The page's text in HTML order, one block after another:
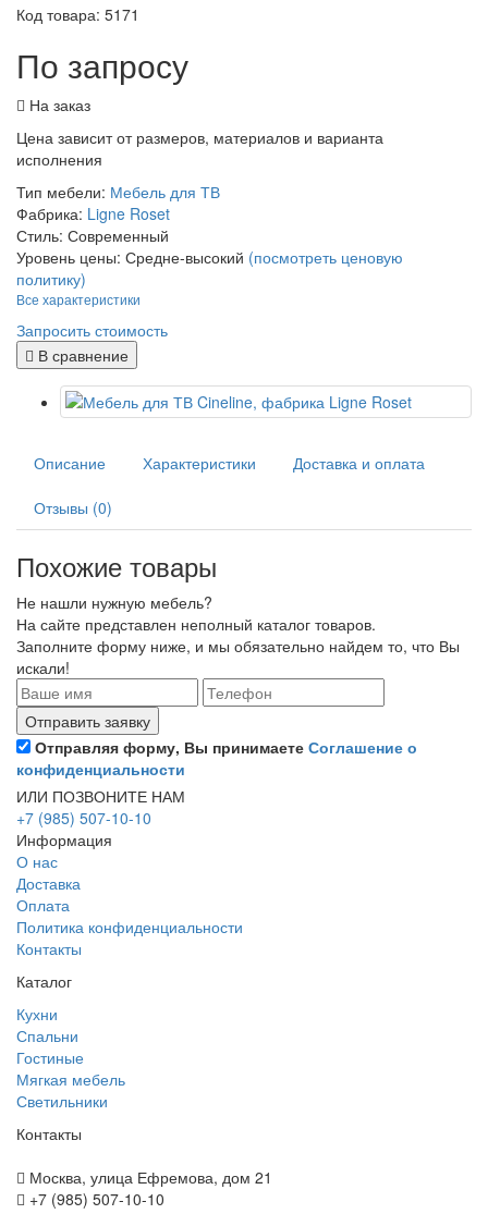
Код товара: 5171
По запросу
На заказ
Цена зависит от размеров, материалов и варианта
исполнения
Тип мебели: Мебель для ТВ
Фабрика: Ligne Roset
Стиль: Современный
Уровень цены: Средне-высокий (посмотреть ценовую
политику)
Все характеристики
Запросить стоимость
В сравнение
Описание Характеристики Доставка и оплата
Отзывы (0)
Похожие товары
Не нашли нужную мебель?
На сайте представлен неполный каталог товаров.
Заполните форму ниже, и мы обязательно найдем то, что Вы
искали!
Отправляя форму, Вы принимаете Соглашение о
конфиденциальности
ИЛИ ПОЗВОНИТЕ НАМ
+7 (985) 507-10-10
Информация
О нас
Доставка
Оплата
Политика конфиденциальности
Контакты
Каталог
Кухни
Спальни
Гостиные
Мягкая мебель
Светильники
Контакты
Москва, улица Ефремова, дом 21
+7 (985) 507-10-10